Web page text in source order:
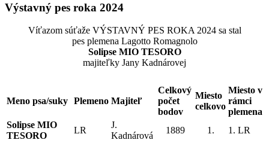
Výstavný pes roka 2024
Víťazom súťaže VÝSTAVNÝ PES ROKA 2024 sa stal
pes plemena Lagotto Romagnolo
Solipse MIO TESORO
majiteľky Jany Kadnárovej
Meno psa/suky Plemeno Majiteľ
Celkový
počet
bodov
Miesto
celkovo
Miesto v
rámci
plemena
Solipse MIO
TESORO
LR
J.
Kadnárová
1889 1.
1. LR